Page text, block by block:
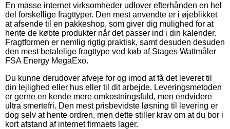
En masse internet virksomheder udlover efterhånden en hel
del forskellige fragttyper. Den mest anvendte er i øjeblikket
at afsende til en pakkeshop, som giver dig mulighed for at
hente de købte produkter når det passer ind i din kalender.
Fragtformen er nemlig rigtig praktisk, samt desuden desuden
den mest betalelige fragttype ved køb af Stages Wattmåler
FSA Energy MegaExo.
Du kunne derudover afveje for og imod at få det leveret til
din lejlighed eller hus eller til dit arbejde. Leveringsmetoden
er gerne en kende mere omkostningsfuld, men endvidere
ultra smertefri. Den mest prisbevidste løsning til levering er
dog selv at hente ordren, men dette stiller krav om at du bor i
kort afstand af internet firmaets lager.